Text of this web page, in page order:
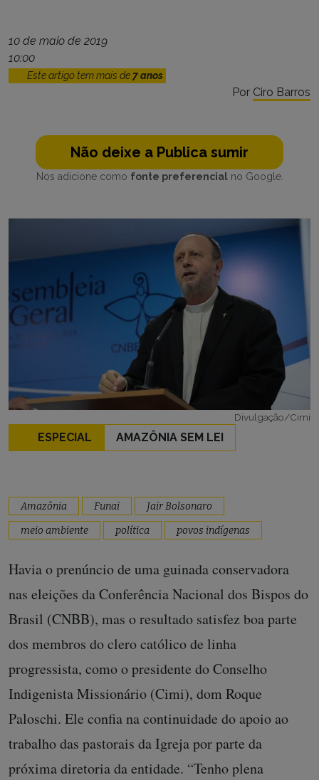
10 de maio de 2019
10:00
Este artigo tem mais de 7 anos
Por Ciro Barros
Não deixe a Publica sumir
Nos adicione como fonte preferencialno Google.
Divulgação/Cimi
ESPECIAL AMAZÔNIA SEM LEI
Amazônia Funai
Jair Bolsonaro
meio ambiente
política povos indígenas
Havia o prenúncio de uma guinada conservadora
nas eleições da Conferência Nacional dos Bispos do
Brasil (CNBB), mas o resultado satisfez boa parte
dos membros do clero católico de linha
progressista, como o presidente do Conselho
Indigenista Missionário (Cimi), dom Roque
Paloschi. Ele confia na continuidade do apoio ao
trabalho das pastorais da Igreja por parte da
próxima diretoria da entidade. “Tenho plena